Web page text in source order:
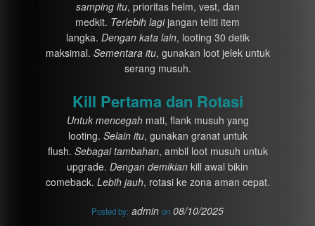
samping itu, prioritas helm, vest, dan
medkit. Terlebih lagijangan teliti item
langka. Dengan kata lain, looting 30 detik
maksimal. Sementara itu, gunakan loot jelek untuk
serang musuh.
Kill Pertama dan Rotasi
Untuk mencegahmati, flank musuh yang
looting. Selain itu, gunakan granat untuk
flush. Sebagai tambahan, ambil loot musuh untuk
upgrade. Dengan demikian kill awal bikin
comeback. Lebih jauh, rotasi ke zona aman cepat.
Posted by: admin on 08/10/2025